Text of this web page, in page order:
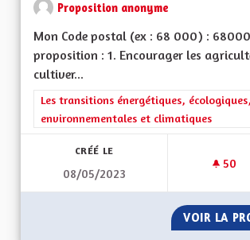
Proposition anonyme
Mon Code postal (ex : 68 000) :
proposition : 1. Encourager les
cultiver...
Filtrer les résultats de la catégorie : Les
Les transitions énergétiques, écologiques,
environnementales et climatiques
CRÉÉ LE
08/05/2023
50
VOIR LA